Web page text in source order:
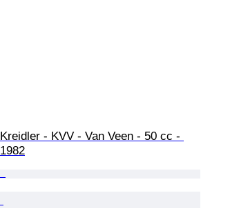
Kreidler - KVV - Van Veen - 50 cc -
1982